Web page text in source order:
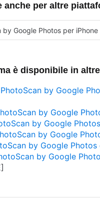
anche per altre
by Google Photos per iPhone
è disponibile in
by Google
by Google
by Google
by Google
by Google
by Google